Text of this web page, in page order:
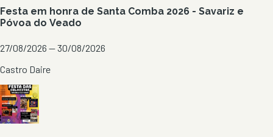
Festa em honra de Santa Comba 2026 - Savariz e
Póvoa do Veado
27/08/2026 — 30/08/2026
Castro Daire